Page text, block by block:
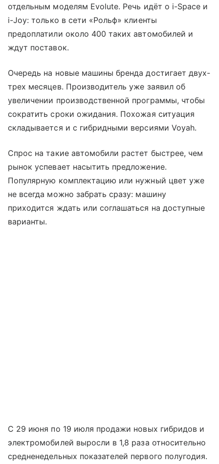
отдельным моделям Evolute. Речь идёт о i-Space и
i-Joy: только в сети «Рольф» клиенты
предоплатили около 400 таких автомобилей и
ждут поставок.
Очередь на новые машины бренда достигает двух-
трех месяцев. Производитель уже заявил об
увеличении производственной программы, чтобы
сократить сроки ожидания. Похожая ситуация
складывается и с гибридными версиями Voyah.
Спрос на такие автомобили растет быстрее, чем
рынок успевает насытить предложение.
Популярную комплектацию или нужный цвет уже
не всегда можно забрать сразу: машину
приходится ждать или соглашаться на доступные
варианты.
С 29 июня по 19 июля продажи новых гибридов и
электромобилей выросли в 1,8 раза относительно
средненедельных показателей первого полугодия.